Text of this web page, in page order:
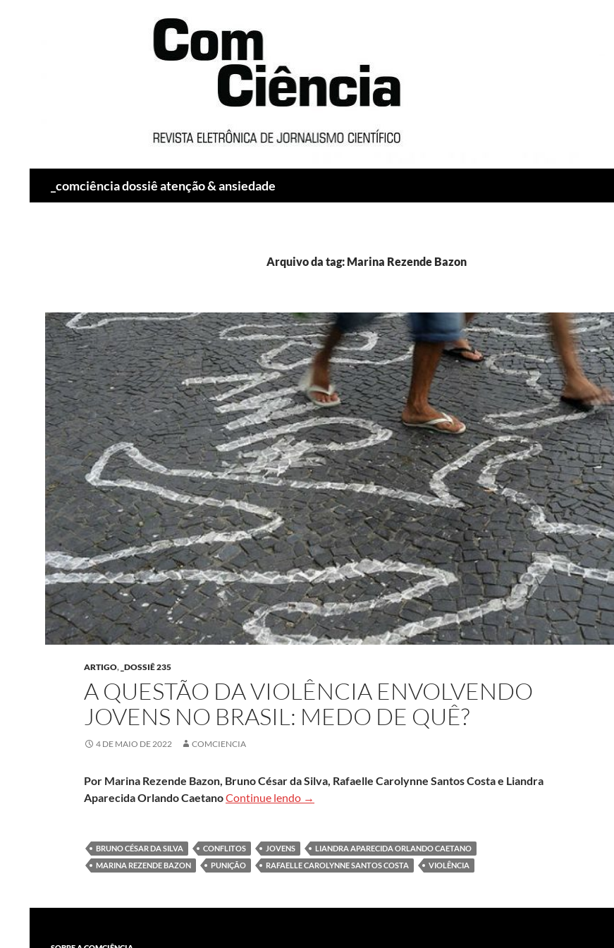
_comciência dossiê atenção & ansiedade
Arquivo da tag: Marina Rezende Bazon
ARTIGO, _DOSSIÊ 235
A QUESTÃO DA VIOLÊNCIA ENVOLVENDO
JOVENS NO BRASIL: MEDO DE QUÊ?
4 DE MAIO DE 2022 COMCIENCIA
Por Marina Rezende Bazon, Bruno César da Silva, Rafaelle Carolynne Santos Costa e Liandra
Aparecida Orlando CaetanoContinue lendo A questão da violência envolvendo jovens no Brasil: medo de quê?
→
BRUNO CÉSAR DA SILVA CONFLITOS JOVENS
LIANDRA APARECIDA ORLANDO CAETANO
MARINA REZENDE BAZON
PUNIÇÃO RAFAELLE CAROLYNNE SANTOS COSTA VIOLÊNCIA